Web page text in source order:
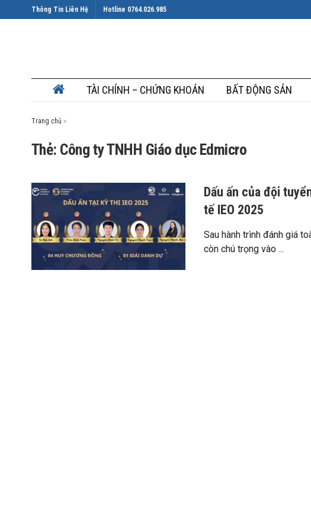
Thông Tin Liên Hệ Hotline 0764.026.985
TÀI CHÍNH – CHỨNG KHOÁN BẤT ĐỘNG SẢN
Trang chủ »
Thẻ: Công ty TNHH Giáo dục Edmicro
Dấu ấn của đội
tế IEO 2025
Sau hành trình đánh giá
còn chú trọng vào ...